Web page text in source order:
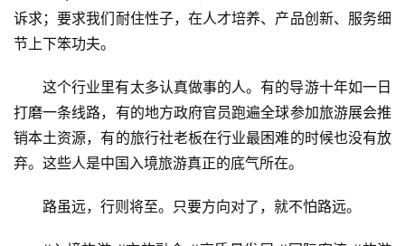
诉求；要求我们耐住性子，在人才培养、产品创新、服务细
节上下笨功夫。
这个行业里有太多认真做事的人。有的导游十年如一日
打磨一条线路，有的地方政府官员跑遍全球参加旅游展会推
销本土资源，有的旅行社老板在行业最困难的时候也没有放
弃。这些人是中国入境旅游真正的底气所在。
路虽远，行则将至。只要方向对了，就不怕路远。